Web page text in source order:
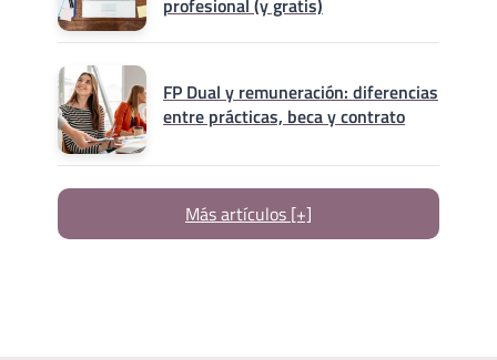
FP Dual y remuneración: diferencias
entre prácticas, beca y contrato
Más artículos [+]